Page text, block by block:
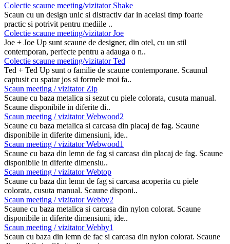
Colectie scaune meeting/vizitator Shake
Scaun cu un design unic si distractiv dar in acelasi timp foarte
practic si potrivit pentru mediile ..
Colectie scaune meeting/vizitator Joe
Joe + Joe Up sunt scaune de designer, din otel, cu un stil
contemporan, perfecte pentru a adauga o n..
Colectie scaune meeting/vizitator Ted
Ted + Ted Up sunt o familie de scaune contemporane. Scaunul
captusit cu spatar jos si formele moi fa..
Scaun meeting / vizitator Zip
Scaune cu baza metalica si sezut cu piele colorata, cusuta manual.
Scaune disponibile in diferite di..
Scaun meeting / vizitator Webwood2
Scaune cu baza metalica si carcasa din placaj de fag. Scaune
disponibile in diferite dimensiuni, ide..
Scaun meeting / vizitator Webwood1
Scaune cu baza din lemn de fag si carcasa din placaj de fag. Scaune
disponibile in diferite dimensiu..
Scaun meeting / vizitator Webtop
Scaune cu baza din lemn de fag si carcasa acoperita cu piele
colorata, cusuta manual. Scaune disponi..
Scaun meeting / vizitator Webby2
Scaune cu baza metalica si carcasa din nylon colorat. Scaune
disponibile in diferite dimensiuni, ide..
Scaun meeting / vizitator Webby1
Scaun cu baza din lemn de fac si carcasa din nylon colorat. Scaune